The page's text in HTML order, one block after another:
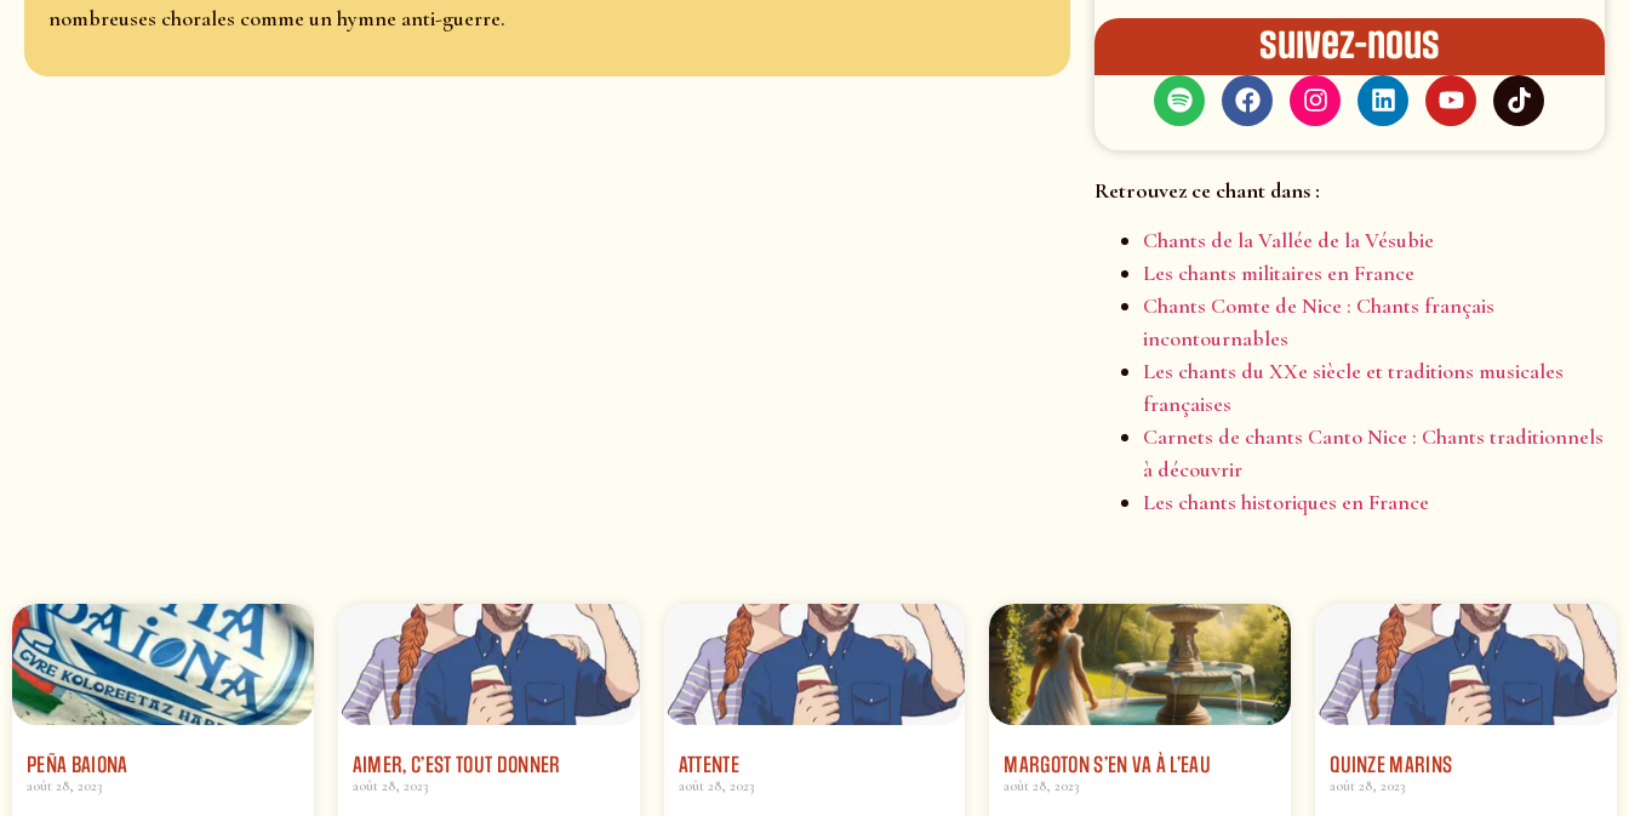
nombreuses chorales comme un hymne anti-guerre.
Suivez-nous
Retrouvez ce chant dans :
Chants de la Vallée de la Vésubie
Les chants militaires en France
Chants Comte de Nice : Chants français
incontournables
Les chants du XXe siècle et traditions musicales
françaises
Carnets de chants Canto Nice : Chants traditionnels
à découvrir
Les chants historiques en France
PEÑA BAIONA
août 28, 2023
AIMER, C’EST TOUT DONNER
août 28, 2023
ATTENTE
août 28, 2023
MARGOTON S’EN VA À L’EAU
août 28, 2023
QUINZE MARINS
août 28, 2023